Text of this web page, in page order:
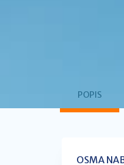
POPIS
OSMA